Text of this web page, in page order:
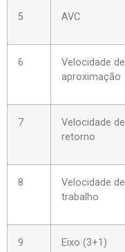
5 AVC
6
Velocidade de
aproximação
7
Velocidade de
retorno
8
Velocidade de
trabalho
9 Eixo (3+1)